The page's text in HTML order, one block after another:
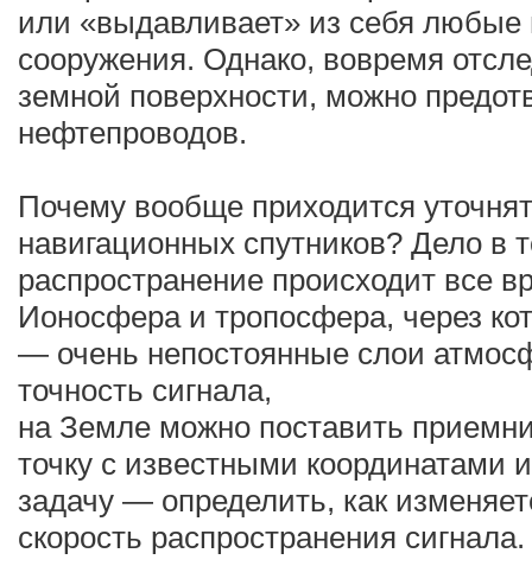
или «выдавливает» из себя
сооружения. Однако, вовремя
земной поверхности, можно
нефтепроводов.
Почему вообще приходится
навигационных спутников? Дело в
распространение происходит все
Ионосфера и тропосфера, через
— очень непостоянные слои
точность сигнала,
на Земле можно поставить
точку с известными координатами
задачу — определить, как
скорость распространения